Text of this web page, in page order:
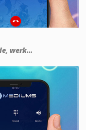
werk...